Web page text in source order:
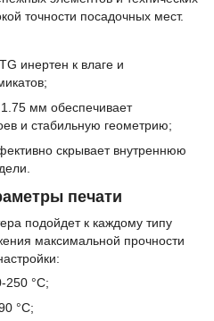
точности посадочных мест.
инертен к влаге и
мм обеспечивает
и стабильную геометрию;
скрывает внутреннюю
печати
подойдет к каждому типу
максимальной прочности
250 °C;
°C;